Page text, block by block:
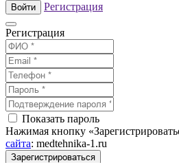
Войти Регистрация
Регистрация
Показать пароль
Нажимая кнопку
сайта: medtehnika-1.ru
Зарегистрироваться